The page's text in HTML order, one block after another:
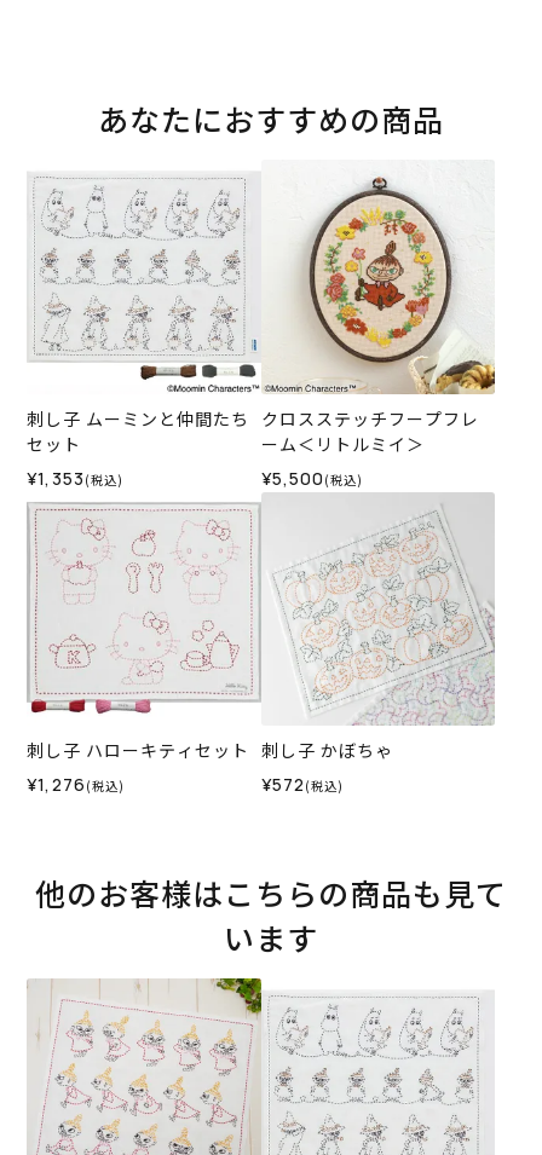
あなたにおすすめの商品
刺し子 ムーミンと仲間たち
セット
¥1,353 (税込)
クロスステッチフープフレ
ーム＜リトルミイ＞
¥5,500 (税込)
刺し子 ハローキティセット
¥1,276 (税込)
刺し子 かぼちゃ
¥572 (税込)
他のお客様はこちらの商品も見て
います